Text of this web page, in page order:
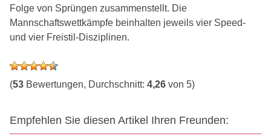
Folge von Sprüngen zusammenstellt. Die
Mannschaftswettkämpfe beinhalten jeweils vier Speed-
und vier Freistil-Disziplinen.
(53 Bewertungen, Durchschnitt: 4,26 von 5)
Empfehlen Sie diesen Artikel Ihren Freunden: